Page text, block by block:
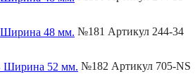
№181 Артикул 244-34
№182 Артикул 705-NS